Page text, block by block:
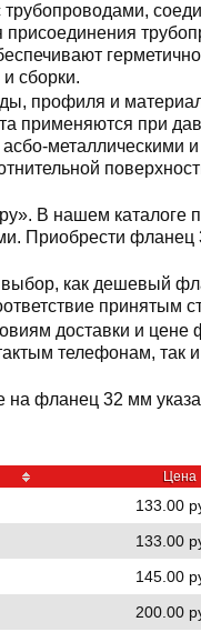
и сборки.
профиля и
применяются при
металлическими
В нашем каталоге
Приобрести
как дешевый
принятым
доставки и
телефонам, так и
на фланец 32 мм
Цена
133.00
133.00
145.00
200.00